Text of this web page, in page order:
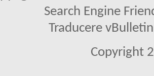
Search Engine
Traducere
Copyright